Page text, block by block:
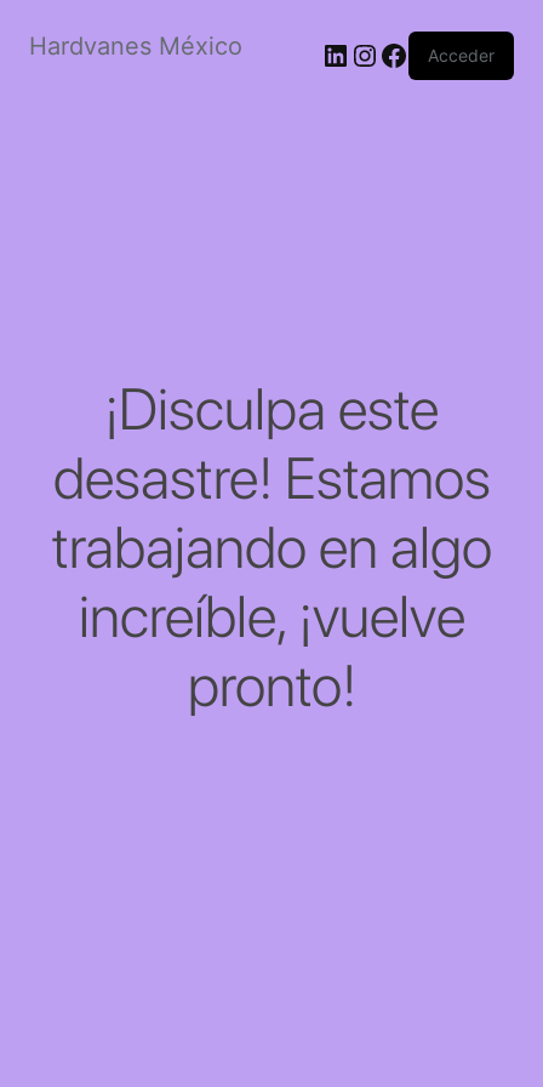
Hardvanes México LinkedIn
Instagram
Facebook
Acceder
¡Disculpa este
desastre! Estamos
trabajando en algo
increíble, ¡vuelve
pronto!